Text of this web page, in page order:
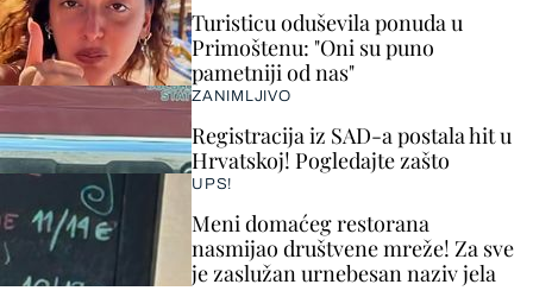
Turisticu oduševila ponuda u
Primoštenu: "Oni su puno
pametniji od nas"
ZANIMLJIVO
Registracija iz SAD-a postala hit u
Hrvatskoj! Pogledajte zašto
UPS!
Meni domaćeg restorana
nasmijao društvene mreže! Za sve
je zaslužan urnebesan naziv jela